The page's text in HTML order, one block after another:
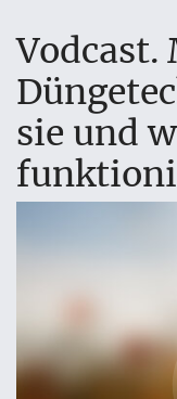
Vodcast.
sie und